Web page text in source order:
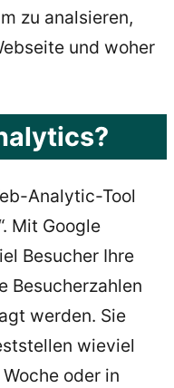
zu analsieren,
und woher
Analytic-Tool
Mit Google
Besucher Ihre
Besucherzahlen
werden. Sie
wieviel
oder in